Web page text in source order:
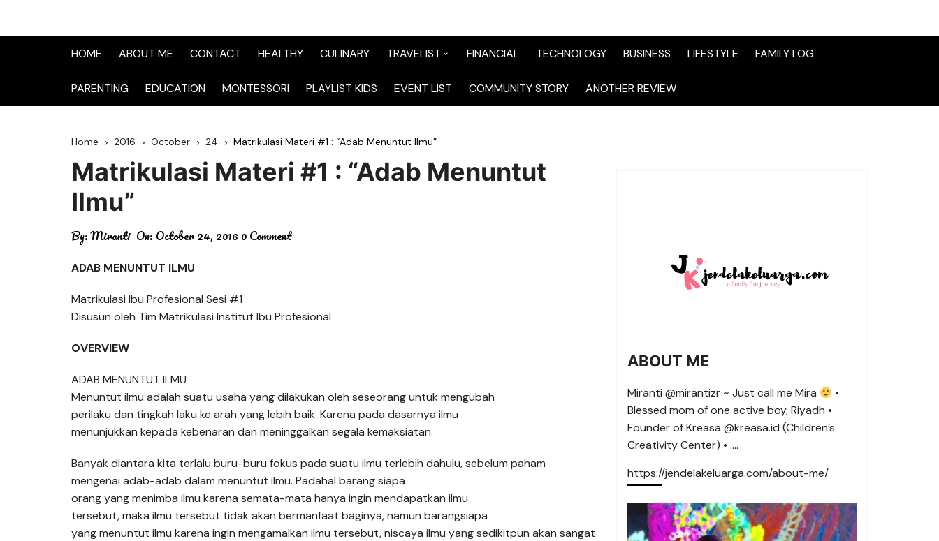
HOME ABOUT ME CONTACT HEALTHY CULINARY TRAVELIST
TraveList Sumatera
TraveList Jawa
FINANCIAL TECHNOLOGY BUSINESS LIFESTYLE FAMILY LOG
PARENTING EDUCATION MONTESSORI PLAYLIST KIDS EVENT LIST COMMUNITY STORY ANOTHER REVIEW
Home 2016 October 24 Matrikulasi Materi #1 : “Adab Menuntut Ilmu”
Matrikulasi Materi #1 : “Adab Menuntut
Ilmu”
By:Miranti On: October 24, 20160 Comment
ADAB MENUNTUT ILMU
Matrikulasi Ibu Profesional Sesi #1
Disusun oleh Tim Matrikulasi Institut Ibu Profesional
OVERVIEW
ADAB MENUNTUT ILMU
Menuntut ilmu adalah suatu usaha yang dilakukan oleh seseorang untuk mengubah
perilaku dan tingkah laku ke arah yang lebih baik. Karena pada dasarnya ilmu
menunjukkan kepada kebenaran dan meninggalkan segala kemaksiatan.
Banyak diantara kita terlalu buru-buru fokus pada suatu ilmu terlebih dahulu, sebelum paham
mengenai adab-adab dalam menuntut ilmu. Padahal barang siapa
orang yang menimba ilmu karena semata-mata hanya ingin mendapatkan ilmu
tersebut, maka ilmu tersebut tidak akan bermanfaat baginya, namun barangsiapa
yang menuntut ilmu karena ingin mengamalkan ilmu tersebut, niscaya ilmu yang sedikitpun akan sangat
ABOUT ME
Miranti @mirantizr ~ Just call me Mira
•
Blessed mom of one active boy, Riyadh •
Founder of Kreasa @kreasa.id (Children’s
Creativity Center) • ….
https://jendelakeluarga.com/about-me/